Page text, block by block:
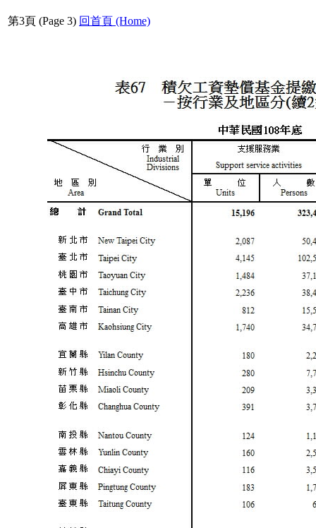
第3頁 (Page 3) 回首頁 (Home)